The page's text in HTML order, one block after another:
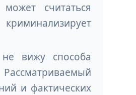
считаться
вижу способа
и фактических